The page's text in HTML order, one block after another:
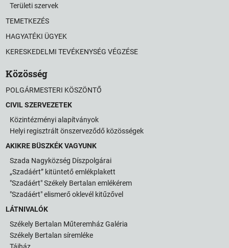
Területi szervek
TEMETKEZÉS
HAGYATÉKI ÜGYEK
KERESKEDELMI TEVÉKENYSÉG VÉGZÉSE
Közösség
POLGÁRMESTERI KÖSZÖNTŐ
CIVIL SZERVEZETEK
Közintézményi alapítványok
Helyi regisztrált önszerveződő közösségek
AKIKRE BÜSZKÉK VAGYUNK
Szada Nagyközség Díszpolgárai
„Szadáért” kitüntető emlékplakett
"Szadáért" Székely Bertalan emlékérem
"Szadáért" elismerő oklevél kitűzővel
LÁTNIVALÓK
Székely Bertalan Műteremház Galéria
Székely Bertalan síremléke